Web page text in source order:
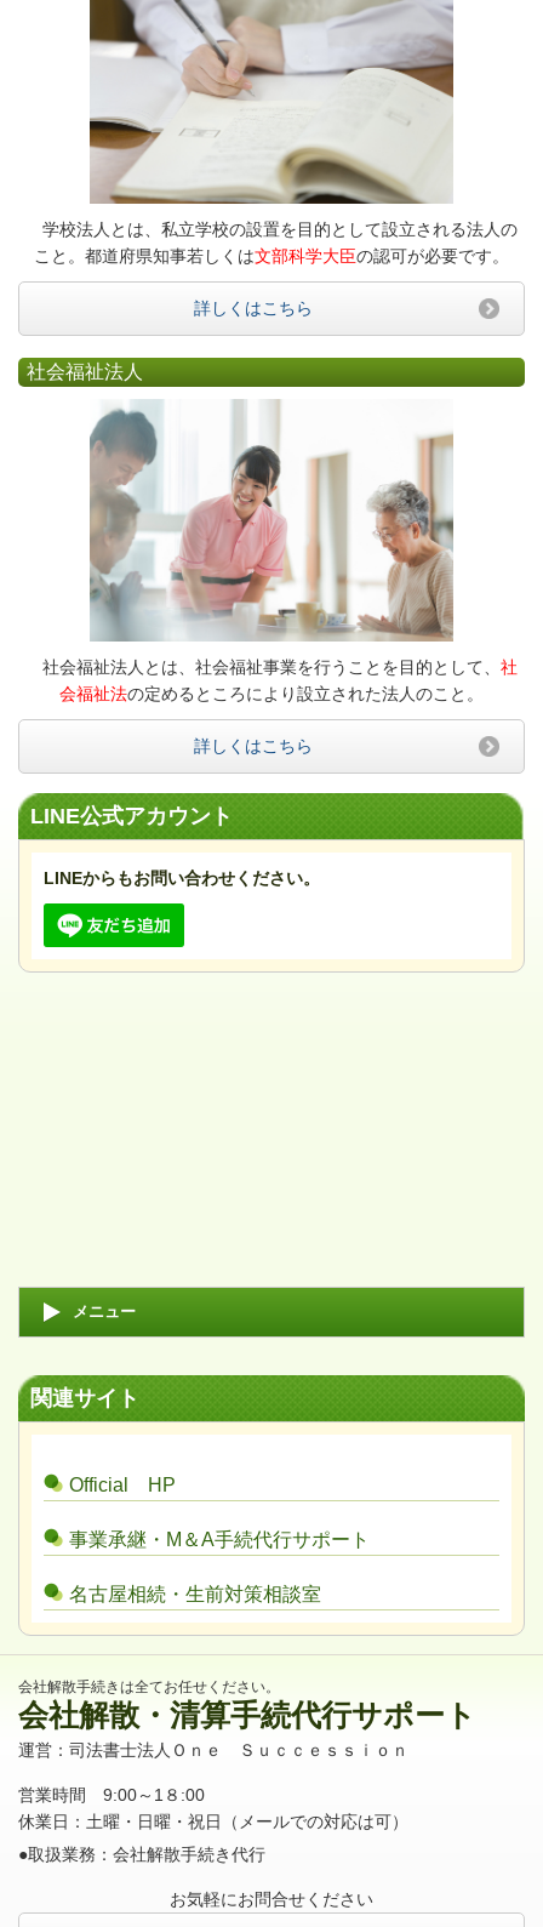
学校法人とは、私立学校の設置を目的として設立される法人の
こと。都道府県知事若しくは文部科学大臣の認可が必要です。
詳しくはこちら
社会福祉法人
社会福祉法人とは、社会福祉事業を行うことを目的として、 社
会福祉法の定めるところにより設立された法人のこと。
詳しくはこちら
LINE公式アカウント
LINEからもお問い合わせください。
メニュー
関連サイト
Official HP
事業承継・M＆A手続代行サポート
名古屋相続・生前対策相談室
会社解散手続きは全てお任せください。
会社解散・清算手続代行サポート
運営：司法書士法人Ｏｎｅ Ｓｕｃｃｅｓｓｉｏｎ
営業時間 9:00～1８:00
休業日：土曜・日曜・祝日（メールでの対応は可）
●取扱業務：会社解散手続き代行
お気軽にお問合せください